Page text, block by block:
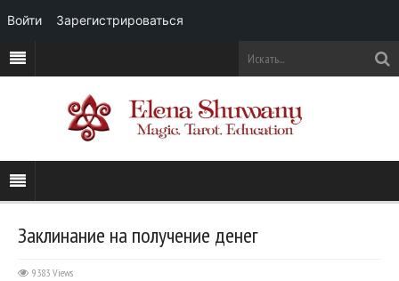
Заклинание на получение денег
9383 Views
Войти Зарегистрироваться